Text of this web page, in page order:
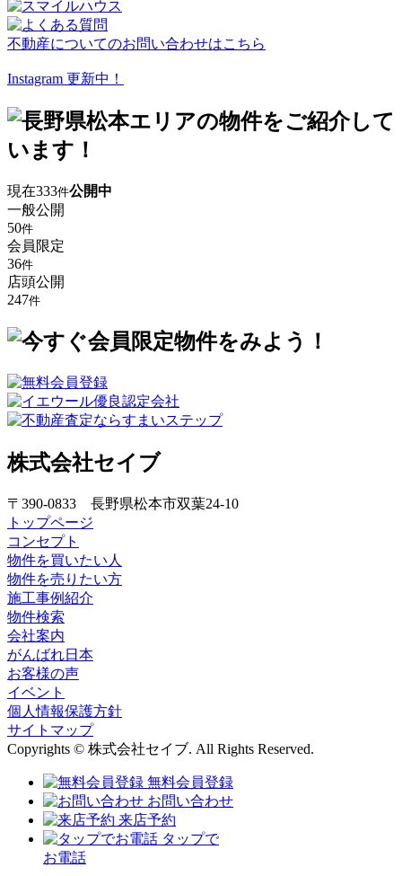
不動産についてのお問い合わせはこちら
Instagram 更新中！
現在333件公開中
一般公開
50件
会員限定
36件
店頭公開
247件
株式会社セイブ
〒390-0833 長野県松本市双葉24-10
トップページ
コンセプト
物件を買いたい人
物件を売りたい方
施工事例紹介
物件検索
会社案内
がんばれ日本
お客様の声
イベント
個人情報保護方針
サイトマップ
Copyrights © 株式会社セイブ. All Rights Reserved.
無料会員登録
お問い合わせ
来店予約
タップで
お電話